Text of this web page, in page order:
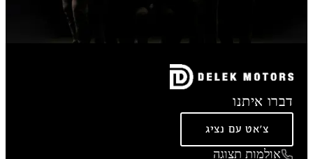
דברו איתנו
צ'אט עם נציג
אולמות תצוגה